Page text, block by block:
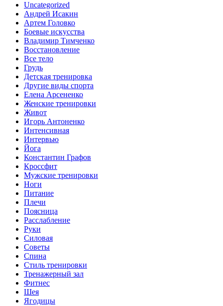
Uncategorized
Андрей Исакин
Артем Головко
Боевые искусства
Владимир Тимченко
Восстановление
Все тело
Грудь
Детская тренировка
Другие виды спорта
Елена Арсененко
Женские тренировки
Живот
Игорь Антоненко
Интенсивная
Интервью
Йога
Константин Графов
Кроссфит
Мужские тренировки
Ноги
Питание
Плечи
Поясница
Расслабление
Руки
Силовая
Советы
Спина
Стиль тренировки
Тренажерный зал
Фитнес
Шея
Ягодицы